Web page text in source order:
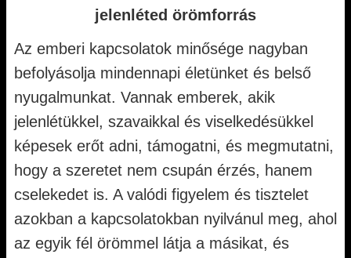
jelenléted örömforrás
Az emberi kapcsolatok minősége nagyban
befolyásolja mindennapi életünket és belső
nyugalmunkat. Vannak emberek, akik
jelenlétükkel, szavaikkal és viselkedésükkel
képesek erőt adni, támogatni, és megmutatni,
hogy a szeretet nem csupán érzés, hanem
cselekedet is. A valódi figyelem és tisztelet
azokban a kapcsolatokban nyilvánul meg, ahol
az egyik fél örömmel látja a másikat, és